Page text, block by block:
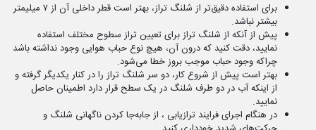
برای استفاده دقیق‌تر از شلنگ تراز، بهتر است قطر داخلی آن از ۷ میلیمتر
بیشتر نباشد.
پیش از آنکه از شلنگ تراز برای تعیین تراز سطوح مختلف استفاده
نمایید، دقت کنید که درون آن، هیچ نوع حباب هوایی وجود نداشته باشد
چراکه وجود حباب موجب بروز خطا می‌شود.
بهتر است پیش از شروع کار، دو سر شلنگ تراز را در کنار یکدیگر گرفته و
از اینکه آب در دو طرف شلنگ در یک سطح قرار دارد اطمینان حاصل
نمایید.
در هنگام اجرای فرایند ترازیابی ، از جابه‌جا کردن ناگهانی شلنگ و